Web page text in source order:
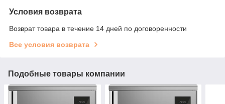
Условия возврата
Возврат товара в течение 14 дней по договоренности
Все условия возврата
Подобные товары компании